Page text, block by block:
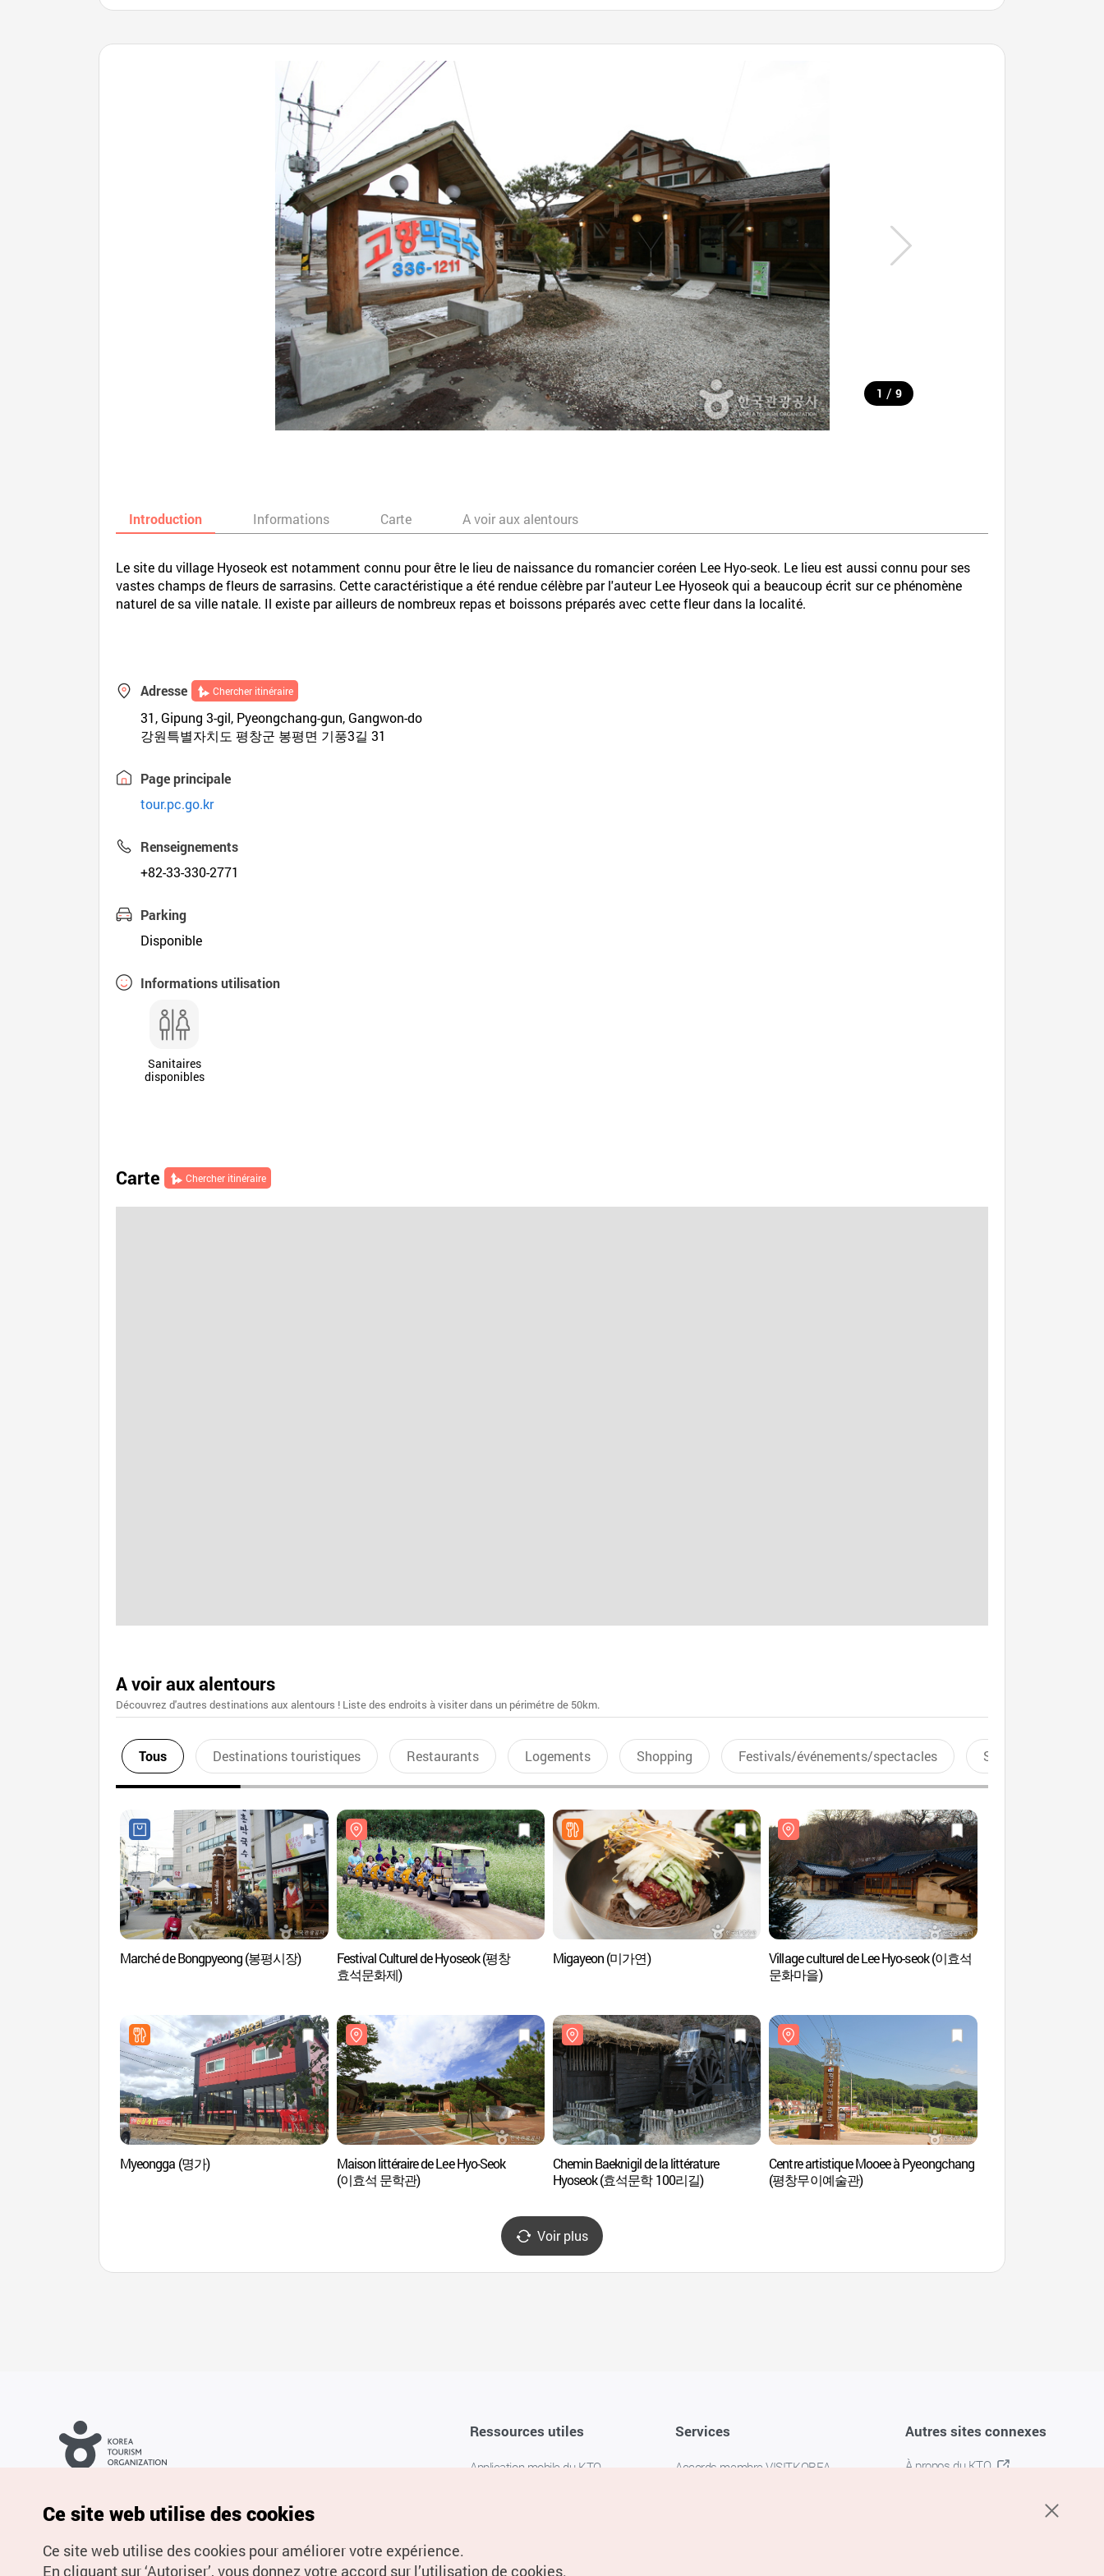
1 / 9
Introduction Informations Carte A voir aux alentours
Le site du village Hyoseok est notamment connu pour être le lieu de naissance du romancier coréen Lee Hyo-seok. Le lieu est aussi connu pour ses
vastes champs de fleurs de sarrasins. Cette caractéristique a été rendue célèbre par l'auteur Lee Hyoseok qui a beaucoup écrit sur ce phénomène
naturel de sa ville natale. Il existe par ailleurs de nombreux repas et boissons préparés avec cette fleur dans la localité.
Adresse Chercher itinéraire
31, Gipung 3-gil, Pyeongchang-gun, Gangwon-do
강원특별자치도 평창군 봉평면 기풍3길 31
Page principale
tour.pc.go.kr
Renseignements
+82-33-330-2771
Parking
Disponible
Informations utilisation
Sanitaires
disponibles
Carte Chercher itinéraire
A voir aux alentours
Découvrez d'autres destinations aux alentours ! Liste des endroits à visiter dans un périmétre de 50km.
Tous Destinations touristiques Restaurants Logements Shopping Festivals/événements/spectacles Sports aquatiques
Marché de Bongpyeong (봉평시장)
Festival Culturel de Hyoseok (평창
효석문화제)
Migayeon (미가연)
Village culturel de Lee Hyo-seok (이효석
문화마을)
Myeongga (명가)
Maison littéraire de Lee Hyo-Seok
(이효석 문학관)
Chemin Baeknigil de la littérature
Hyoseok (효석문학 100리길)
Centre artistique Mooee à Pyeongchang
(평창무이예술관)
Voir plus
Ressources utiles
Application mobile du KTO
Services
Accords membre VISITKOREA
Autres sites connexes
À propos du KTO
Pour les rapports d'erreurs et demandes de renseignements,
adressez vos demandes à
Ce site web utilise des cookies
Ce site web utilise des cookies pour améliorer votre expérience.
En cliquant sur ‘Autoriser’, vous donnez votre accord sur l’utilisation de cookies.